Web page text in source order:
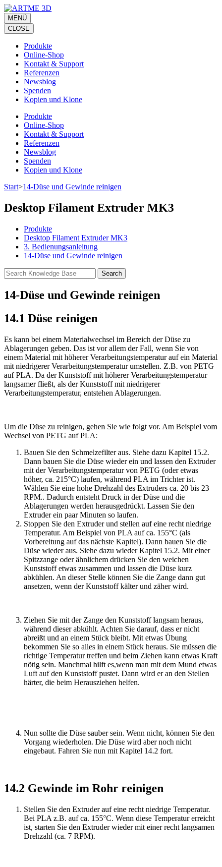
Zum
Inhalt
springen
(Eingabetaste
drücken)
MENÜ
CLOSE
Produkte
Online-Shop
Kontakt & Support
Referenzen
Newsblog
Spenden
Kopien und Klone
Produkte
Online-Shop
Kontakt & Support
Referenzen
Newsblog
Spenden
Kopien und Klone
Start>14-Düse und Gewinde reinigen
Desktop Filament Extruder MK3
Produkte
Desktop Filament Extruder MK3
3. Bedienungsanleitung
14-Düse und Gewinde reinigen
14-Düse und Gewinde reinigen
14.1 Düse reinigen
Es kann bei einem Materialwechsel im Bereich der Düse zu
Ablagerungen geben. Das ist vor allem der Fall, wenn Sie von
einem Material mit höherer Verarbeitungstemperatur auf ein Material
mit niedrigerer Verarbeitungstemperatur umstellen. Z.B. von PETG
auf PLA. Da der Kunststoff mit höherer Verarbeitungstemperatur
langsamer fließt, als der Kunststoff mit niedrigerer
Verarbeitungstemperatur, entstehen Ablagerungen.
Um die Düse zu reinigen, gehen Sie wie folgt vor. Am Beispiel vom
Wechsel von PETG auf PLA:
Bauen Sie den Schmelzefilter aus. Siehe dazu Kapitel 15.2.
Dann bauen Sie die Düse wieder ein und lassen den Extruder
mit der Verarbeitungstemperatur von PETG (oder etwas
höher, ca. 215°C) laufen, während PLA im Trichter ist.
Wählen Sie eine hohe Drehzahl des Extruders ca. 20 bis 23
RPM.. Dadurch entsteht Druck in der Düse und die
Ablagerungen werden herausgedrückt. Lassen Sie den
Extruder ein paar Minuten so laufen.
Stoppen Sie den Extruder und stellen auf eine recht niedrige
Temperatur. Am Beispiel von PLA auf ca. 155°C (als
Vorbereitung auf das nächste Kapitel). Dann bauen Sie die
Düse wieder aus. Siehe dazu wieder Kapitel 15.2. Mit einer
Spitzzange oder ähnlichem drücken Sie den weichen
Kunststoff etwas zusammen und lassen die Düse kurz
abkühlen. An dieser Stelle können Sie die Zange dann gut
ansetzen, wenn der Kunststoff kälter und zäher wird.
Ziehen Sie mit der Zange den Kunststoff langsam heraus,
während dieser abkühlt. Achten Sie darauf, dass er nicht
abreißt und an einem Stück bleibt. Mit etwas Übung
bekommen Sie so alles in einem Stück heraus. Sie müssen die
richtige Temperatur treffen und beim Ziehen kann etwas Kraft
nötig sein. Manchmal hilft es,wenn man mit dem Mund etwas
Luft auf den Kunststoff pustet. Dann wird er an den Stellen
härter, die beim Herausziehen helfen.
Nun sollte die Düse sauber sein. Wenn nicht, können Sie den
Vorgang wiederholen. Die Düse wird aber noch nicht
eingebaut. Fahren Sie nun mit Kapitel 14.2 fort.
14.2 Gewinde im Rohr reinigen
Stellen Sie den Extruder auf eine recht niedrige Temperatur.
Bei PLA z.B. auf ca. 155°C. Wenn diese Temperatur erreicht
ist, starten Sie den Extruder wieder mit einer recht langsamen
Drehzahl (ca. 7 RPM).